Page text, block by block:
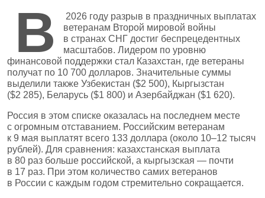
В
2026 году разрыв в праздничных выплатах
ветеранам Второй мировой войны
в странах СНГ достиг беспрецедентных
масштабов. Лидером по уровню
финансовой поддержки стал Казахстан, где ветераны
получат по 10 700 долларов. Значительные суммы
выделили также Узбекистан ($2 500), Кыргызстан
($2 285), Беларусь ($1 800) и Азербайджан ($1 620).
Россия в этом списке оказалась на последнем месте
с огромным отставанием. Российским ветеранам
к 9 мая выплатят всего 133 доллара (около 10–12 тысяч
рублей). Для сравнения: казахстанская выплата
в 80 раз больше российской, а кыргызская — почти
в 17 раз. При этом количество самих ветеранов
в России с каждым годом стремительно сокращается.